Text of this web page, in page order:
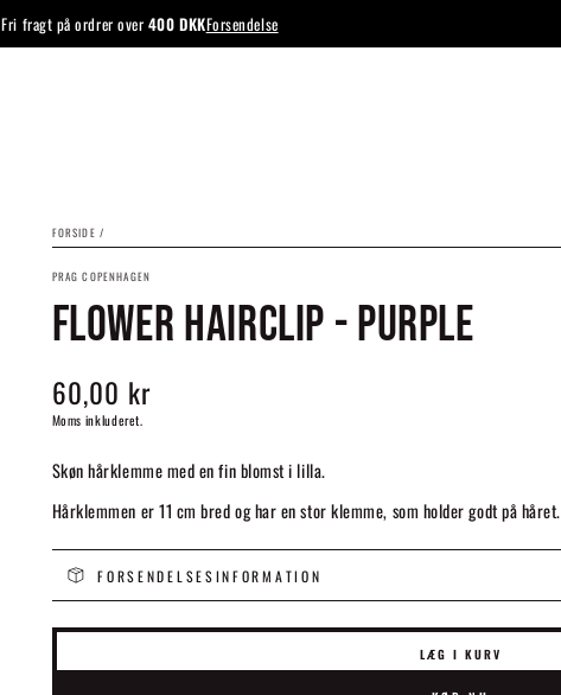
Fri fragt på ordrer over 400 DKKForsendelse
FORSIDE /
PRAG COPENHAGEN
FLOWER HAIRCLIP - PURPLE
Normalpris
60,00 kr
Moms inkluderet.
Skøn hårklemme med en fin blomst i lilla.
Hårklemmen er 11 cm bred og har en stor klemme, som holder godt på håret.
FORSENDELSESINFORMATION
LÆG I KURV